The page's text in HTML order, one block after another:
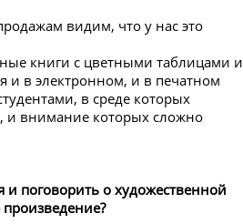
видим, что у нас это
книги с цветными таблицами и
и в электронном, и в печатном
в среде которых
и внимание которых сложно
поговорить о художественной